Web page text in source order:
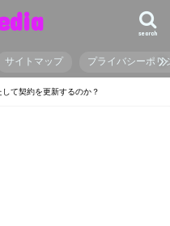
search
サイトマップ プライバシーポリ
て契約を更新するのか？